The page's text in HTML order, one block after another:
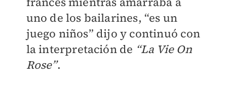
uno de los bailarines, “es un
juego niños” dijo y continuó con
la interpretación de “La Vie On
Rose”.